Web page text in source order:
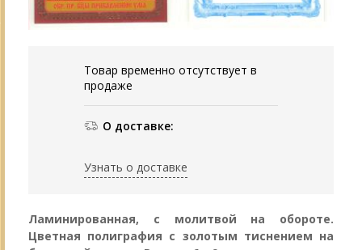
Товар временно отсутствует в
продаже
О доставке:
Узнать о доставке
Ламинированная, с молитвой на обороте.
Цветная полиграфия с золотым тиснением на